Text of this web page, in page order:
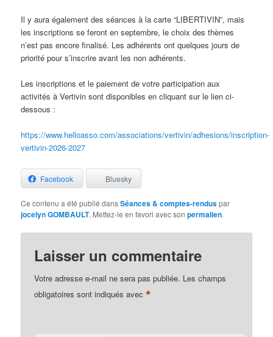
Il y aura également des séances à la carte “LIBERTIVIN”, mais
les inscriptions se feront en septembre, le choix des thèmes
n’est pas encore finalisé. Les adhérents ont quelques jours de
priorité pour s’inscrire avant les non adhérents.
Les inscriptions et le paiement de votre participation aux
activités à Vertivin sont disponibles en cliquant sur le lien ci-
dessous :
https://www.helloasso.com/associations/vertivin/adhesions/inscription-
vertivin-2026-2027
Facebook Bluesky
Ce contenu a été publié dansSéances & comptes-renduspar
jocelyn GOMBAULT. Mettez-le en favori avec sonpermalien.
Laisser un commentaire
Votre adresse e-mail ne sera pas publiée. Les champs
obligatoires sont indiqués avec*